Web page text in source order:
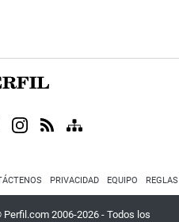
PRIVACIDAD EQUIPO
Perfil.com 2006-2026 - Todos los